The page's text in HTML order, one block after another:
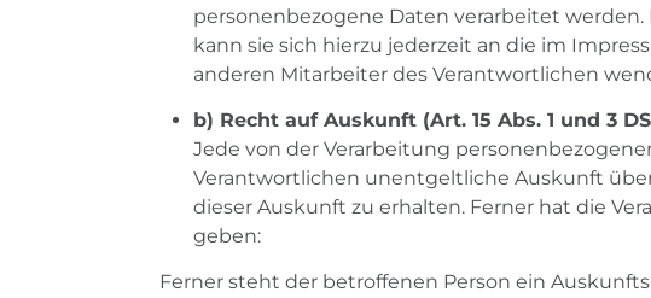
personenbezogene Daten verarbeitet
kann sie sich hierzu jederzeit an die im
anderen Mitarbeiter des Verantwortlichen
b) Recht auf Auskunft (Art. 15 Abs. 1 und 3
Jede von der Verarbeitung
Verantwortlichen unentgeltliche Auskunft
dieser Auskunft zu erhalten. Ferner hat die
geben:
Ferner steht der betroffenen Person ein